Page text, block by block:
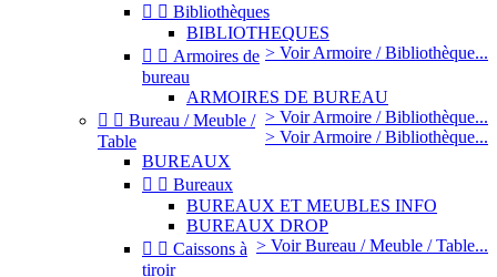
  Bibliothèques
BIBLIOTHEQUES
> Voir Armoire / Bibliothèque...
  Armoires de
bureau
ARMOIRES DE BUREAU
> Voir Armoire / Bibliothèque...
> Voir Armoire / Bibliothèque...
  Bureau / Meuble /
Table
BUREAUX
  Bureaux
BUREAUX ET MEUBLES INFO
BUREAUX DROP
> Voir Bureau / Meuble / Table...
  Caissons à
tiroir